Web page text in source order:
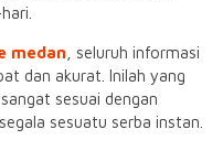
medan , seluruh informasi
dan akurat. Inilah yang
sesuai dengan
sesuatu serba instan.